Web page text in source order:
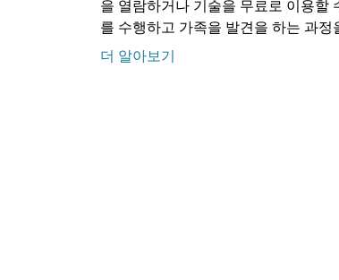
을 열람하거나 기술을 무료로 이용할
를 수행하고 가족을 발견을 하는 과
더 알아보기